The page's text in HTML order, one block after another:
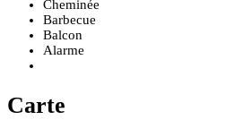
Cheminée
Barbecue
Balcon
Alarme
Carte